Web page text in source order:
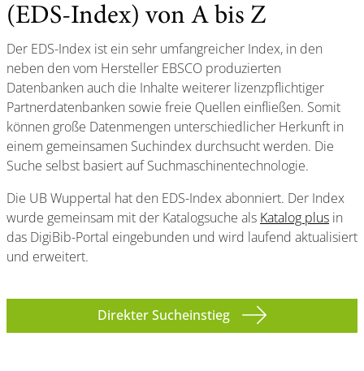
(EDS-Index) von A bis Z
Der EDS-Index ist ein sehr umfangreicher Index, in den
neben den vom Hersteller EBSCO produzierten
Datenbanken auch die Inhalte weiterer lizenzpflichtiger
Partnerdatenbanken sowie freie Quellen einfließen. Somit
können große Datenmengen unterschiedlicher Herkunft in
einem gemeinsamen Suchindex durchsucht werden. Die
Suche selbst basiert auf Suchmaschinentechnologie.
Die UB Wuppertal hat den EDS-Index abonniert. Der Index
wurde gemeinsam mit der Katalogsuche als Katalog plus in
das DigiBib-Portal eingebunden und wird laufend aktualisiert
und erweitert.
Direkter Sucheinstieg